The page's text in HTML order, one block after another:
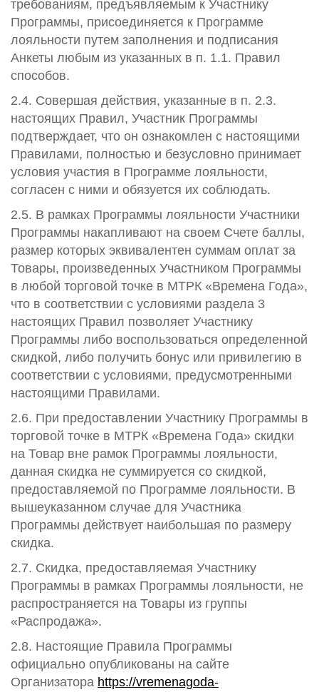
требованиям, предъявляемым к Участнику
Программы, присоединяется к Программе
лояльности путем заполнения и подписания
Анкеты любым из указанных в п. 1.1. Правил
способов.
2.4. Совершая действия, указанные в п. 2.3.
настоящих Правил, Участник Программы
подтверждает, что он ознакомлен с настоящими
Правилами, полностью и безусловно принимает
условия участия в Программе лояльности,
согласен с ними и обязуется их соблюдать.
2.5. В рамках Программы лояльности Участники
Программы накапливают на своем Счете баллы,
размер которых эквивалентен суммам оплат за
Товары, произведенных Участником Программы
в любой торговой точке в МТРК «Времена Года»,
что в соответствии с условиями раздела 3
настоящих Правил позволяет Участнику
Программы либо воспользоваться определенной
скидкой, либо получить бонус или привилегию в
соответствии с условиями, предусмотренными
настоящими Правилами.
2.6. При предоставлении Участнику Программы в
торговой точке в МТРК «Времена Года» скидки
на Товар вне рамок Программы лояльности,
данная скидка не суммируется со скидкой,
предоставляемой по Программе лояльности. В
вышеуказанном случае для Участника
Программы действует наибольшая по размеру
скидка.
2.7. Скидка, предоставляемая Участнику
Программы в рамках Программы лояльности, не
распространяется на Товары из группы
«Распродажа».
2.8. Настоящие Правила Программы
официально опубликованы на сайте
Организатора https://vremenagoda-